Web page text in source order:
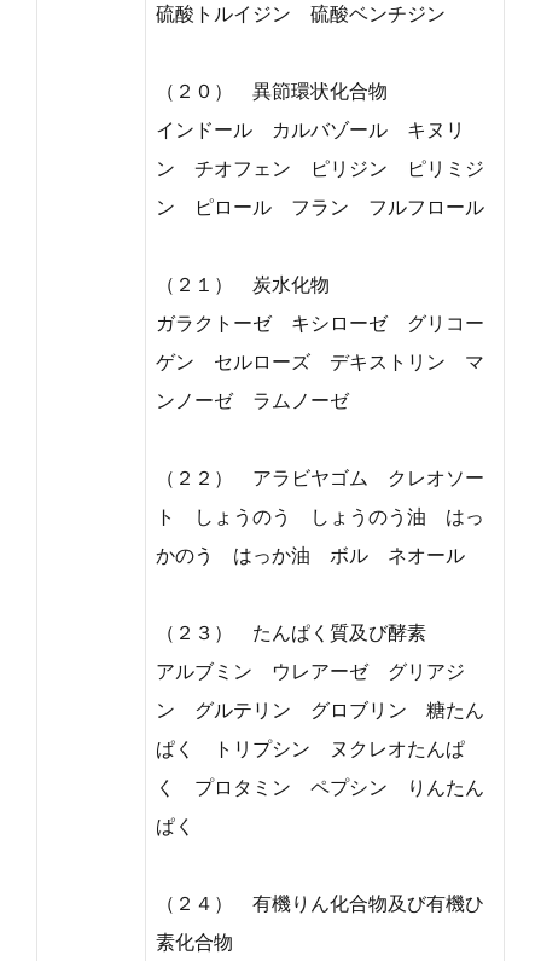
硫酸トルイジン 硫酸ベンチジン
（２０） 異節環状化合物
インドール カルバゾール キヌリ
ン チオフェン ピリジン ピリミジ
ン ピロール フラン フルフロール
（２１） 炭水化物
ガラクトーゼ キシローゼ グリコー
ゲン セルローズ デキストリン マ
ンノーゼ ラムノーゼ
（２２） アラビヤゴム クレオソー
ト しょうのう しょうのう油 はっ
かのう はっか油 ボル ネオール
（２３） たんぱく質及び酵素
アルブミン ウレアーゼ グリアジ
ン グルテリン グロブリン 糖たん
ぱく トリプシン ヌクレオたんぱ
く プロタミン ペプシン りんたん
ぱく
（２４） 有機りん化合物及び有機ひ
素化合物